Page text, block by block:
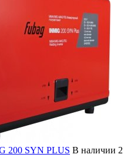
200 SYN PLUS В наличии 2